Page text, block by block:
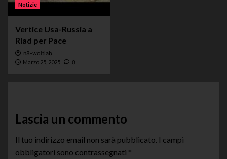
Notizie
Vertice Usa-Russia a
Riad per Pace
n8-woltlab
Marzo 25, 2025 0
Lascia un commento
Il tuo indirizzo email non sarà pubblicato. I campi
obbligatori sono contrassegnati *